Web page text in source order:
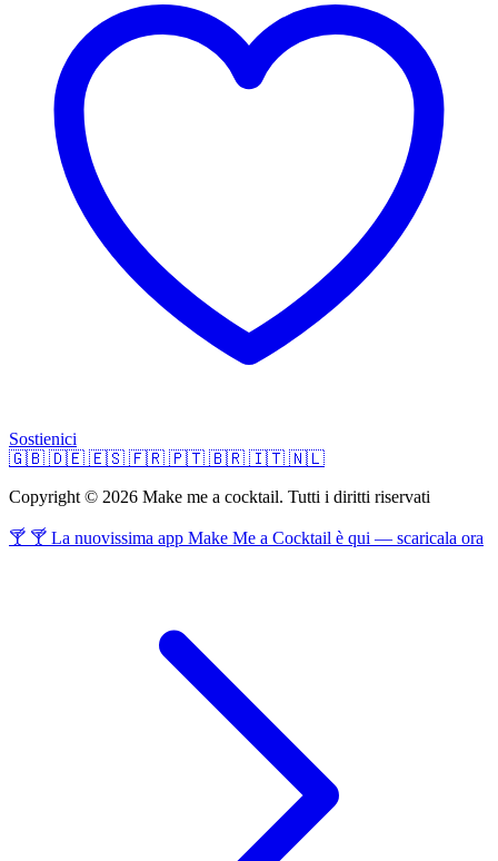
Sostienici
🇬🇧 🇩🇪 🇪🇸 🇫🇷 🇵🇹 🇧🇷 🇮🇹 🇳🇱
Copyright © 2026 Make me a cocktail. Tutti i diritti riservati
🍸 🍸 La nuovissima app Make Me a Cocktail è qui — scaricala ora